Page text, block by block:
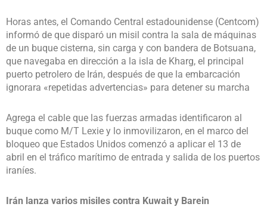
Horas antes, el Comando Central estadounidense (Centcom)
informó de que disparó un misil contra la sala de máquinas
de un buque cisterna, sin carga y con bandera de Botsuana,
que navegaba en dirección a la isla de Kharg, el principal
puerto petrolero de Irán, después de que la embarcación
ignorara «repetidas advertencias» para detener su marcha
Agrega el cable que las fuerzas armadas identificaron al
buque como M/T Lexie y lo inmovilizaron, en el marco del
bloqueo que Estados Unidos comenzó a aplicar el 13 de
abril en el tráfico marítimo de entrada y salida de los puertos
iraníes.
Irán lanza varios misiles contra Kuwait y Barein